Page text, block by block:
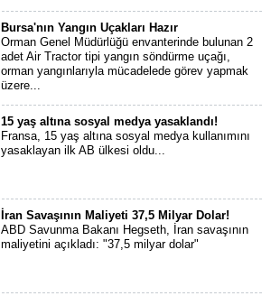
Bursa'nın Yangın Uçakları Hazır
Orman Genel Müdürlüğü envanterinde bulunan 2
adet Air Tractor tipi yangın söndürme uçağı,
orman yangınlarıyla mücadelede görev yapmak
üzere...
15 yaş altına sosyal medya yasaklandı!
Fransa, 15 yaş altına sosyal medya kullanımını
yasaklayan ilk AB ülkesi oldu...
İran Savaşının Maliyeti 37,5 Milyar Dolar!
ABD Savunma Bakanı Hegseth, İran savaşının
maliyetini açıkladı: "37,5 milyar dolar"